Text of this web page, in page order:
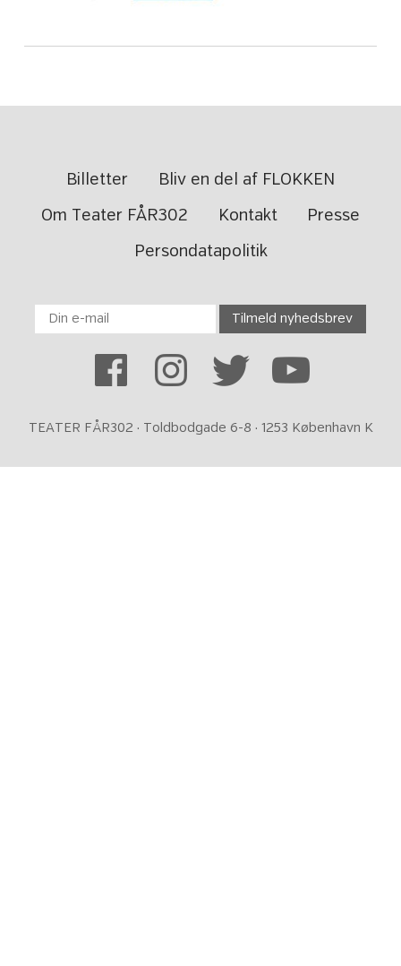
Billetter Bliv en del af FLOKKEN
Om Teater FÅR302 Kontakt Presse
Persondatapolitik
TEATER FÅR302 · Toldbodgade 6-8 · 1253 København K